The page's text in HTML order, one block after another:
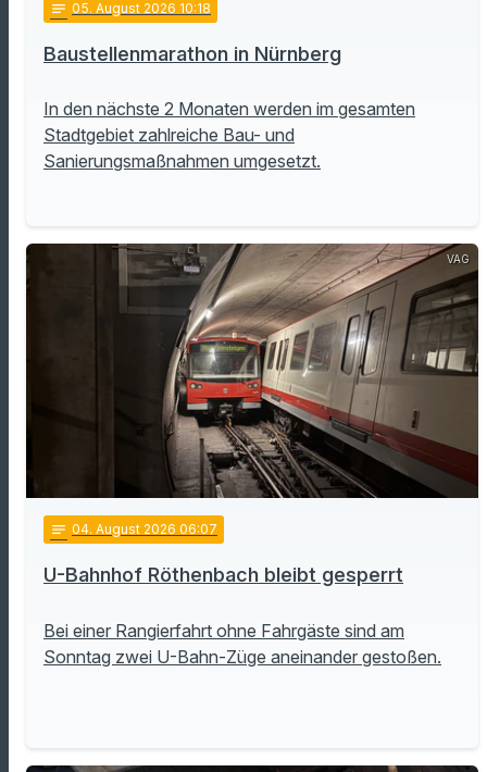
notes 05. August 2026 10:18
Baustellenmarathon in Nürnberg
In den nächste 2 Monaten werden im gesamten
Stadtgebiet zahlreiche Bau- und
Sanierungsmaßnahmen umgesetzt.
VAG
notes 04. August 2026 06:07
U-Bahnhof Röthenbach bleibt gesperrt
Bei einer Rangierfahrt ohne Fahrgäste sind am
Sonntag zwei U-Bahn-Züge aneinander gestoßen.